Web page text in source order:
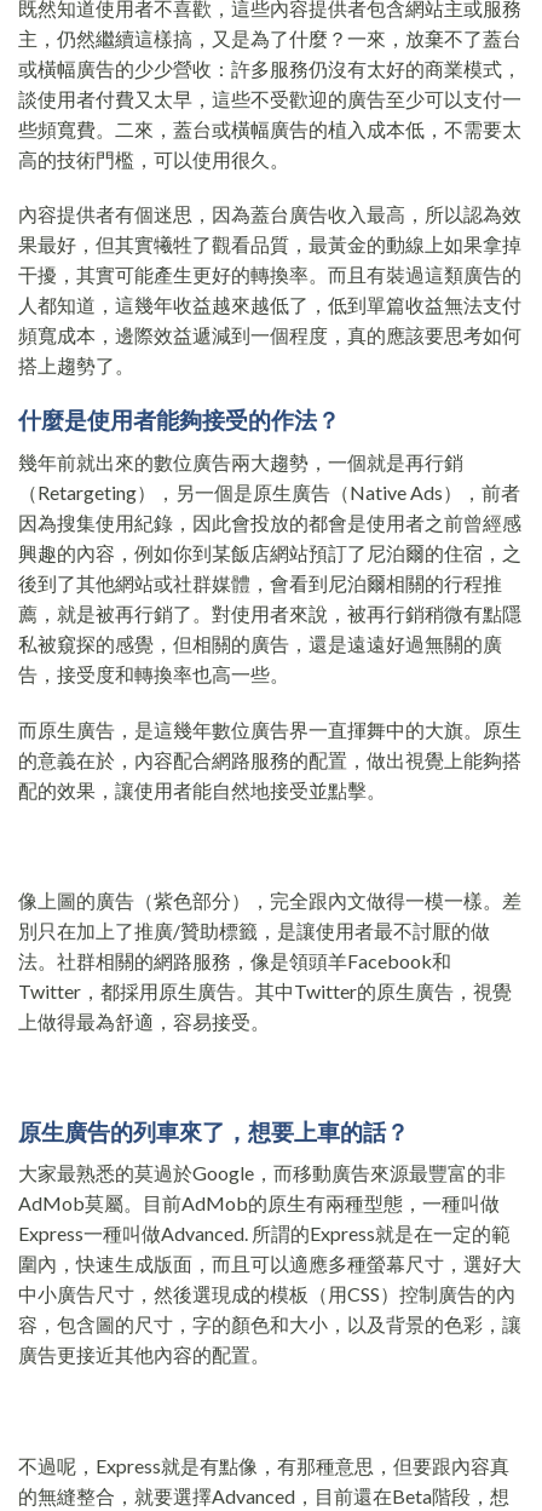
既然知道使用者不喜歡，這些內容提供者包含網站主或服務
主，仍然繼續這樣搞，又是為了什麼？一來，放棄不了蓋台
或橫幅廣告的少少營收：許多服務仍沒有太好的商業模式，
談使用者付費又太早，這些不受歡迎的廣告至少可以支付一
些頻寬費。二來，蓋台或橫幅廣告的植入成本低，不需要太
高的技術門檻，可以使用很久。
內容提供者有個迷思，因為蓋台廣告收入最高，所以認為效
果最好，但其實犧牲了觀看品質，最黃金的動線上如果拿掉
干擾，其實可能產生更好的轉換率。而且有裝過這類廣告的
人都知道，這幾年收益越來越低了，低到單篇收益無法支付
頻寬成本，邊際效益遞減到一個程度，真的應該要思考如何
搭上趨勢了。
什麼是使用者能夠接受的作法？
幾年前就出來的數位廣告兩大趨勢，一個就是再行銷
（Retargeting），另一個是原生廣告（Native Ads），前者
因為搜集使用紀錄，因此會投放的都會是使用者之前曾經感
興趣的內容，例如你到某飯店網站預訂了尼泊爾的住宿，之
後到了其他網站或社群媒體，會看到尼泊爾相關的行程推
薦，就是被再行銷了。對使用者來說，被再行銷稍微有點隱
私被窺探的感覺，但相關的廣告，還是遠遠好過無關的廣
告，接受度和轉換率也高一些。
而原生廣告，是這幾年數位廣告界一直揮舞中的大旗。原生
的意義在於，內容配合網路服務的配置，做出視覺上能夠搭
配的效果，讓使用者能自然地接受並點擊。
像上圖的廣告（紫色部分），完全跟內文做得一模一樣。差
別只在加上了推廣/贊助標籤，是讓使用者最不討厭的做
法。社群相關的網路服務，像是領頭羊Facebook和
Twitter，都採用原生廣告。其中Twitter的原生廣告，視覺
上做得最為舒適，容易接受。
原生廣告的列車來了，想要上車的話？
大家最熟悉的莫過於Google，而移動廣告來源最豐富的非
AdMob莫屬。目前AdMob的原生有兩種型態，一種叫做
Express一種叫做Advanced. 所謂的Express就是在一定的範
圍內，快速生成版面，而且可以適應多種螢幕尺寸，選好大
中小廣告尺寸，然後選現成的模板（用CSS）控制廣告的內
容，包含圖的尺寸，字的顏色和大小，以及背景的色彩，讓
廣告更接近其他內容的配置。
不過呢，Express就是有點像，有那種意思，但要跟內容真
的無縫整合，就要選擇Advanced，目前還在Beta階段，想